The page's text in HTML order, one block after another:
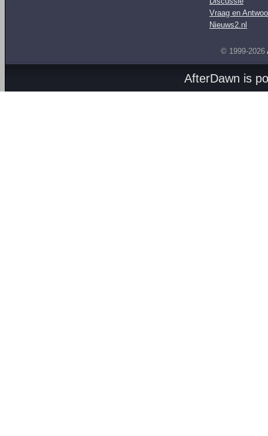
Vraag en
Nieuws2.nl
© 1999-2026
AfterDawn is